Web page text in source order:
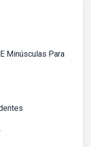
Minúsculas Para